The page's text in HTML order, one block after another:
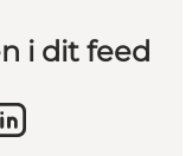
i dit feed